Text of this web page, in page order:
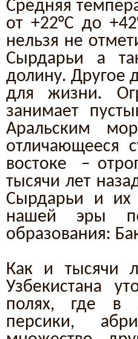
Средняя
от +22°С до
нельзя не
Сырдарьи а
долину. Другое
для жизни.
занимает
Аральским
отличающееся
востоке –
тысячи лет
Сырдарьи и
нашей эры
образования:
Как и тысячи
Узбекистана
полях, где в
персики,